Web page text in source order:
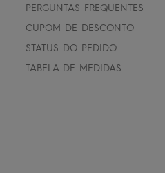
PERGUNTAS FREQUENTES
CUPOM DE DESCONTO
STATUS DO PEDIDO
TABELA DE MEDIDAS